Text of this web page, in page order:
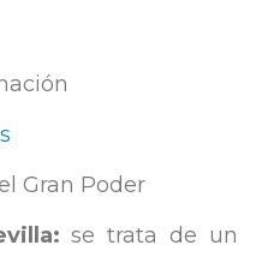
Gran Poder
se trata de un